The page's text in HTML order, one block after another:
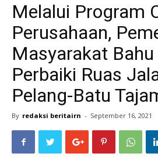
Melalui Program
Perusahaan,
Masyarakat
Perbaiki Ruas
Pelang-Batu
By redaksi beritairn - September 16, 2021